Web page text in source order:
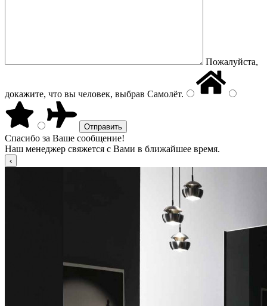
Пожалуйста,
докажите, что вы человек, выбрав Самолёт.
Спасибо за Ваше сообщение!
Наш менеджер свяжется с Вами в ближайшее время.